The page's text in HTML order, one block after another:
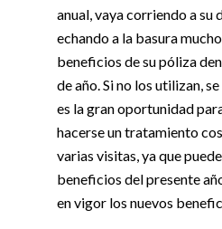
anual, vaya corriendo a su
echando a la basura
beneficios de su póliza
de año. Si no los utilizan,
es la gran oportunidad
hacerse un tratamiento
varias visitas, ya que
beneficios del presente
en vigor los nuevos